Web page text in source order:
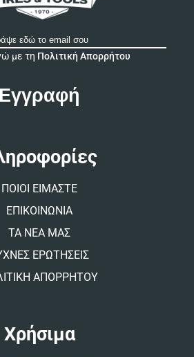
με τη Πολιτική Απορρήτου
ΠΟΙΟΙ ΕΙΜΑΣΤΕ
ΕΠΙΚΟΙΝΩΝΙΑ
ΤΑ ΝΕΑ ΜΑΣ
ΕΡΩΤΗΣΕΙΣ
ΑΠΟΡΡΗΤΟΥ
Χρήσιμα